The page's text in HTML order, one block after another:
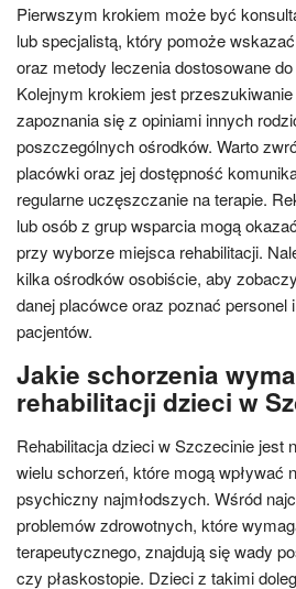
Pierwszym krokiem może być
lub specjalistą, który pomoże
oraz metody leczenia dostosowane
Kolejnym krokiem jest
zapoznania się z opiniami innych
poszczególnych ośrodków. Warto
placówki oraz jej dostępność
regularne uczęszczanie na terapie.
lub osób z grup wsparcia mogą
przy wyborze miejsca rehabilitacji.
kilka ośrodków osobiście, aby
danej placówce oraz poznać personel
pacjentów.
Jakie schorzenia
rehabilitacji dzieci w
Rehabilitacja dzieci w Szczecinie jest
wielu schorzeń, które mogą wpływać
psychiczny najmłodszych. Wśród
problemów zdrowotnych, które
terapeutycznego, znajdują się wady
czy płaskostopie. Dzieci z takimi